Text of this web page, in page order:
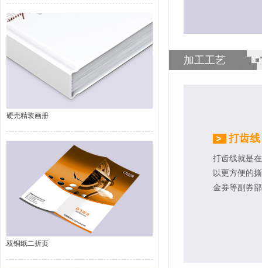
硬壳精装画册
双铜纸二折页
加工工艺
> 打齿线
打齿线就是
以更方便的
金券等副券